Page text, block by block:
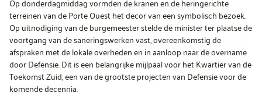
terreinen van de Porte Ouest het decor van een symbolisch bezoek.
Op uitnodiging van de burgemeester stelde de minister ter plaatse de
voortgang van de saneringswerken vast, overeenkomstig de
afspraken met de lokale overheden en in aanloop naar de overname
door Defensie. Dit is een belangrijke mijlpaal voor het Kwartier van de
Toekomst Zuid, een van de grootste projecten van Defensie voor de
komende decennia.